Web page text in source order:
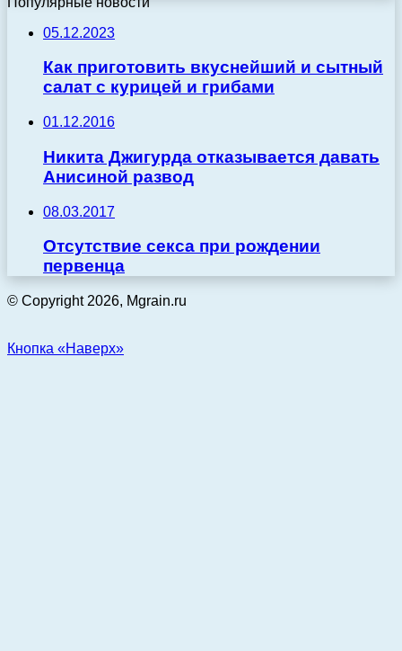
05.12.2023
Как приготовить вкуснейший и сытный
салат с курицей и грибами
01.12.2016
Никита Джигурда отказывается давать
Анисиной развод
08.03.2017
Отсутствие секса при рождении
первенца
© Copyright 2026, Mgrain.ru
Кнопка «Наверх»